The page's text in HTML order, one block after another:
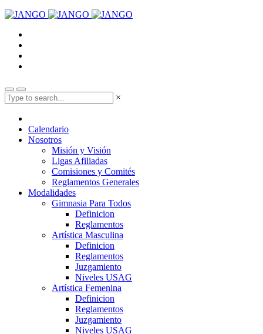
×
Calendario
Nosotros
Misión y Visión
Ligas Afiliadas
Comisiones y Comités
Reglamentos Generales
Modalidades
Gimnasia Para Todos
Definicion
Reglamentos
Artística Masculina
Definicion
Reglamentos
Juzgamiento
Niveles USAG
Artística Femenina
Definicion
Reglamentos
Juzgamiento
Niveles USAG